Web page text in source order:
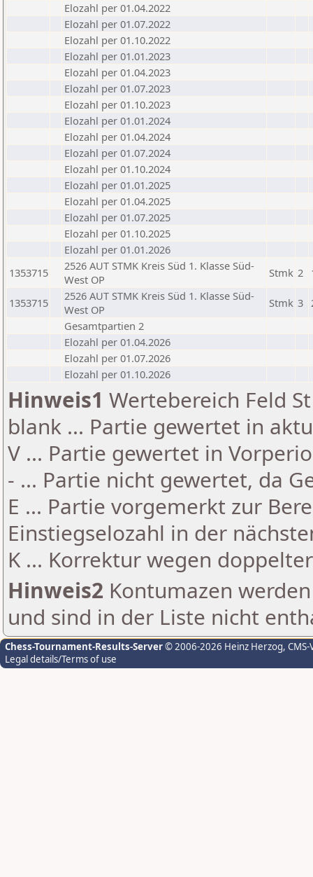
Elozahl per 01.04.2022
Elozahl per 01.07.2022
Elozahl per 01.10.2022
Elozahl per 01.01.2023
Elozahl per 01.04.2023
Elozahl per 01.07.2023
Elozahl per 01.10.2023
Elozahl per 01.01.2024
Elozahl per 01.04.2024
Elozahl per 01.07.2024
Elozahl per 01.10.2024
Elozahl per 01.01.2025
Elozahl per 01.04.2025
Elozahl per 01.07.2025
Elozahl per 01.10.2025
Elozahl per 01.01.2026
1353715
2526 AUT STMK Kreis Süd 1. Klasse Süd-
West OP
Stmk 2
1353715
2526 AUT STMK Kreis Süd 1. Klasse Süd-
West OP
Stmk 3
Gesamtpartien 2
Elozahl per 01.04.2026
Elozahl per 01.07.2026
Elozahl per 01.10.2026
Hinweis1 Wertebereich Feld
blank ... Partie gewertet in
V ... Partie gewertet in
- ... Partie nicht gewertet, da
E ... Partie vorgemerkt zur
Einstiegselozahl in der
K ... Korrektur wegen
Hinweis2 Kontumazen
und sind in der Liste nicht
Chess-Tournament-Results-Server© 2006-2026 Heinz Herzog,
Legal details/Terms of use